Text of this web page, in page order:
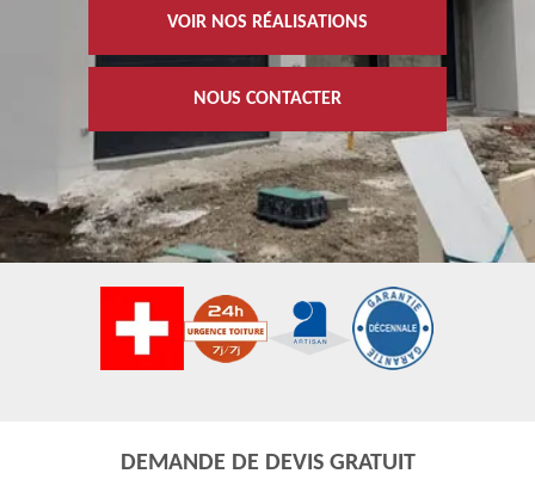
VOIR NOS RÉALISATIONS
NOUS CONTACTER
DEMANDE DE DEVIS GRATUIT